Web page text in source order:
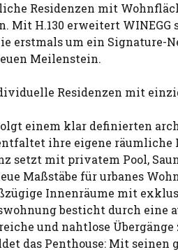
Residenzen mit
Mit H.130 erweitert WINEGG
erstmals um ein Signature-
Meilenstein.
Residenzen mit
einem klar definierten
ihre eigene räumliche
setzt mit privatem Pool,
Maßstäbe für urbanes
Innenräume mit
besticht durch eine
und nahtlose
das Penthouse: Mit seinen